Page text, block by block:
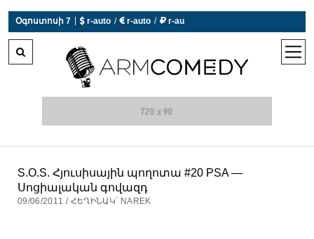
Օգոստոսի 7  r-auto /  r-auto /  r-au
open
S.O.S. Հյուսիսային պողոտա #20 PSA —
Սոցիալական գովազդ
09/06/2011 / ՀԵՂԻՆԱԿ՝ NAREK